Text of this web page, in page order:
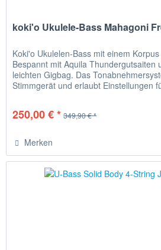
koki'o Ukulele-Bass Mahagoni
Koki'o Ukulelen-Bass mit einem
Bespannt mit Aquila Thundergutsaiten
leichten Gigbag. Das
Stimmgerät und erlaubt Einstellungen
250,00 € * 349,90 € *
Merken